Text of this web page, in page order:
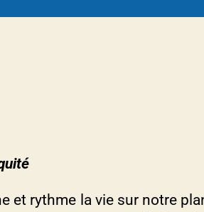
et rythme la vie sur notre